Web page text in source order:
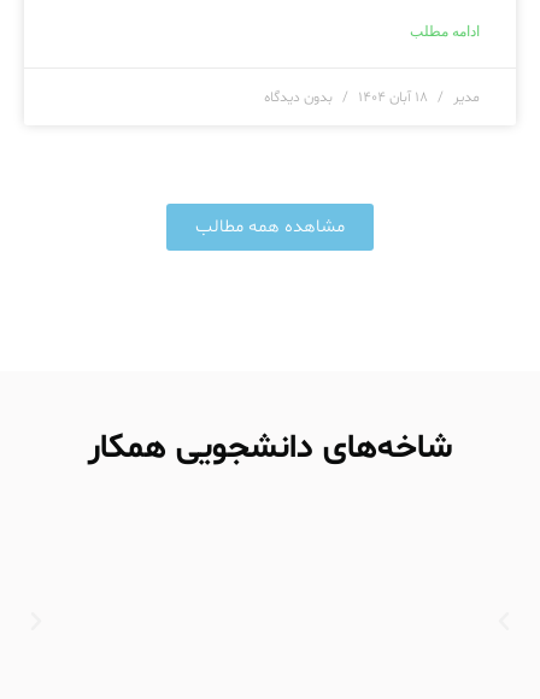
ادامه مطلب
مدیر ۱۸ آبان ۱۴۰۴ بدون دیدگاه
مشاهده همه مطالب
شاخه‌های دانشجویی همکار